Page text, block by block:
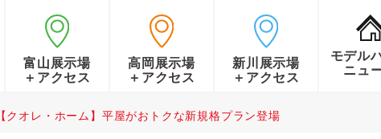
富山展示場
＋アクセス
高岡展示場
＋アクセス
新川展示場
＋アクセス
モデル
ニュ
【クオレ・ホーム】平屋がおトクな新規格プラン登場